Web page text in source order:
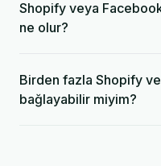
Shopify veya
ne olur?
Birden fazla Shopify
bağlayabilir miyim?